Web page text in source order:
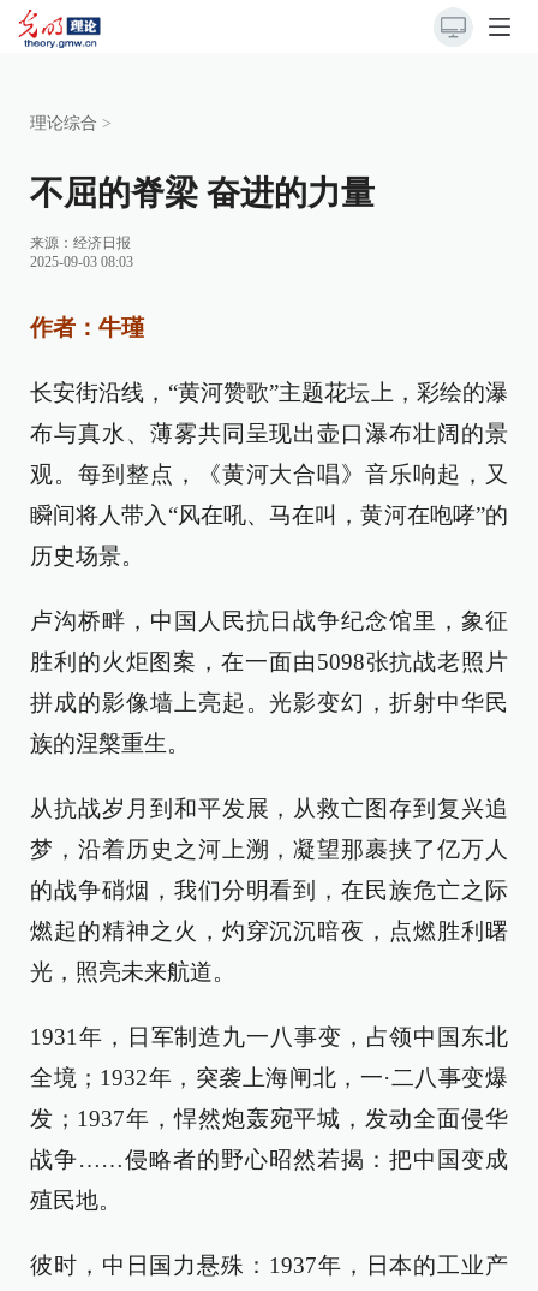
理论综合 >
不屈的脊梁 奋进的力量
来源： 经济日报
2025-09-03 08:03
作者：牛瑾
长安街沿线，“黄河赞歌”主题花坛上，彩绘的瀑
布与真水、薄雾共同呈现出壶口瀑布壮阔的景
观。每到整点，《黄河大合唱》音乐响起，又
瞬间将人带入“风在吼、马在叫，黄河在咆哮”的
历史场景。
卢沟桥畔，中国人民抗日战争纪念馆里，象征
胜利的火炬图案，在一面由5098张抗战老照片
拼成的影像墙上亮起。光影变幻，折射中华民
族的涅槃重生。
从抗战岁月到和平发展，从救亡图存到复兴追
梦，沿着历史之河上溯，凝望那裹挟了亿万人
的战争硝烟，我们分明看到，在民族危亡之际
燃起的精神之火，灼穿沉沉暗夜，点燃胜利曙
光，照亮未来航道。
1931年，日军制造九一八事变，占领中国东北
全境；1932年，突袭上海闸北，一·二八事变爆
发；1937年，悍然炮轰宛平城，发动全面侵华
战争……侵略者的野心昭然若揭：把中国变成
殖民地。
彼时，中日国力悬殊：1937年，日本的工业产